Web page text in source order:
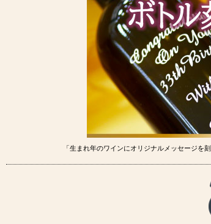
「生まれ年のワインにオリジナルメッセージを